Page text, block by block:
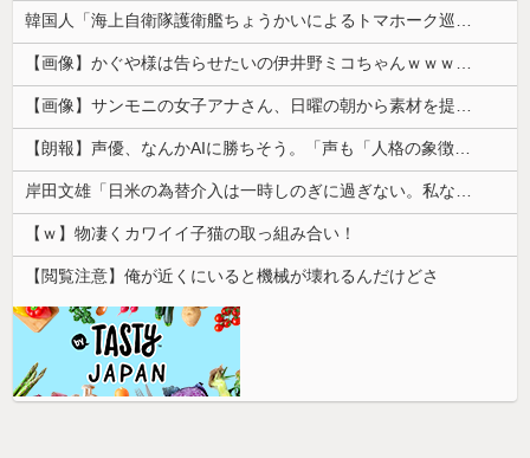
韓国人「海上自衛隊護衛艦ちょうかいによるトマホーク巡航ミサイルの実射試験に韓国人が衝撃！」→「着々と進む最新鋭の防衛装備‥」
【画像】かぐや様は告らせたいの伊井野ミコちゃんｗｗｗｗｗ
【画像】サンモニの女子アナさん、日曜の朝から素材を提供してしまう
【朗報】声優、なんかAIに勝ちそう。「声も「人格の象徴」明記、法務省」
岸田文雄「日米の為替介入は一時しのぎに過ぎない。私なら円を強くすることが出来る」
【ｗ】物凄くカワイイ子猫の取っ組み合い！
【閲覧注意】俺が近くにいると機械が壊れるんだけどさ